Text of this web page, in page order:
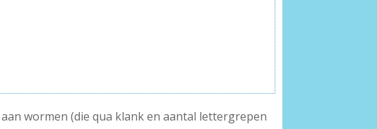
wormen (die qua klank en aantal lettergrepen